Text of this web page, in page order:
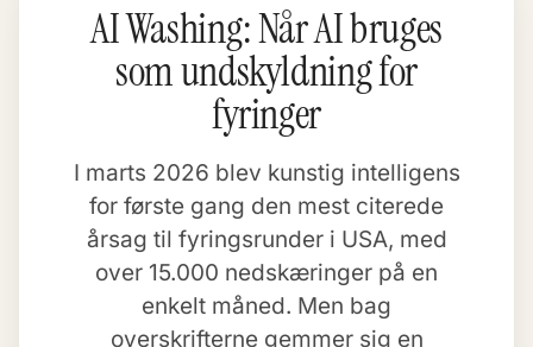
AI Washing: Når AI bruges
som undskyldning for
fyringer
I marts 2026 blev kunstig intelligens
for første gang den mest citerede
årsag til fyringsrunder i USA, med
over 15.000 nedskæringer på en
enkelt måned. Men bag
overskrifterne gemmer sig en